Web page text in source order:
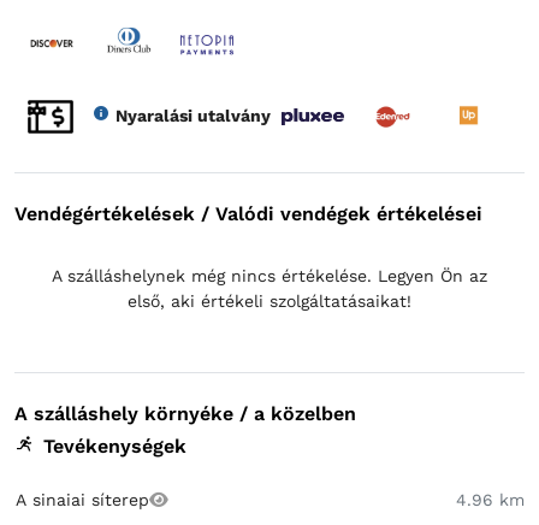
Nyaralási utalvány
Vendégértékelések / Valódi vendégek értékelései
A szálláshelynek még nincs értékelése. Legyen Ön az
első, aki értékeli szolgáltatásaikat!
A szálláshely környéke / a közelben
Tevékenységek
A sinaiai síterep
4.96 km